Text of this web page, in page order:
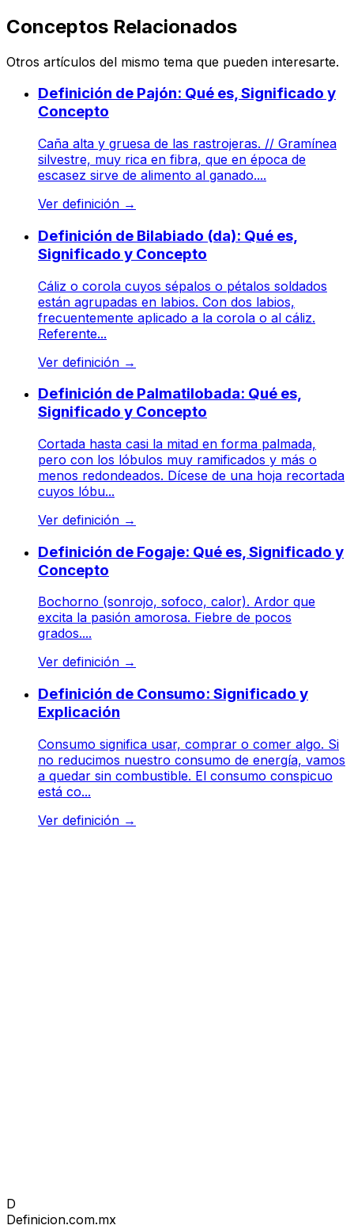
Conceptos Relacionados
Otros artículos del mismo tema que pueden interesarte.
Definición de Pajón: Qué es, Significado y
Concepto
Caña alta y gruesa de las rastrojeras. // Gramínea
silvestre, muy rica en fibra, que en época de
escasez sirve de alimento al ganado....
Ver definición →
Definición de Bilabiado (da): Qué es,
Significado y Concepto
Cáliz o corola cuyos sépalos o pétalos soldados
están agrupadas en labios. Con dos labios,
frecuentemente aplicado a la corola o al cáliz.
Referente...
Ver definición →
Definición de Palmatilobada: Qué es,
Significado y Concepto
Cortada hasta casi la mitad en forma palmada,
pero con los lóbulos muy ramificados y más o
menos redondeados. Dícese de una hoja recortada
cuyos lóbu...
Ver definición →
Definición de Fogaje: Qué es, Significado y
Concepto
Bochorno (sonrojo, sofoco, calor). Ardor que
excita la pasión amorosa. Fiebre de pocos
grados....
Ver definición →
Definición de Consumo: Significado y
Explicación
Consumo significa usar, comprar o comer algo. Si
no reducimos nuestro consumo de energía, vamos
a quedar sin combustible. El consumo conspicuo
está co...
Ver definición →
D
Definicion.com.mx